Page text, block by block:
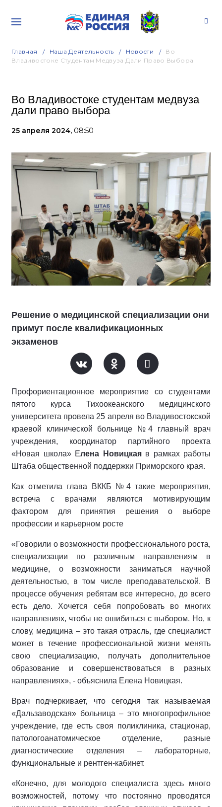
Главная Наша Деятельность Новости
Во
Владивостоке Студентам Медвуза Дали Право Выбора
Во Владивостоке студентам медвуза
дали право выбора
25 апреля 2024, 08:50
Решение о медицинской специализации они
примут после квалификационных
экзаменов
Профориентационное мероприятие со студентами
пятого курса Тихоокеанского медицинского
университета провела 25 апреля во Владивостокской
краевой клинической больнице №4 главный врач
учреждения, координатор партийного проекта
«Новая школа» Елена Новицкаяв рамках работы
Штаба общественной поддержки Приморского края.
Как отметила глава ВККБ №4 такие мероприятия,
встреча с врачами являются мотивирующим
фактором для принятия решения о выборе
профессии и карьерном росте
«Говорили о возможности профессионального роста,
специализации по различным направлениям в
медицине, о возможности заниматься научной
деятельностью, в том числе преподавательской. В
процессе обучения ребятам все интересно, до всего
есть дело. Хочется себя попробовать во многих
направлениях, чтобы не ошибиться с выбором. Но, к
слову, медицина – это такая отрасль, где специалист
может в течение профессиональной жизни менять
свою специализацию, получать дополнительное
образование и совершенствоваться в разных
направлениях», - объяснила Елена Новицкая.
Врач подчеркивает, что сегодня так называемая
«Дальзаводская» больница – это многопрофильное
учреждение, где есть своя поликлиника, стационар,
патологоанатомическое отделение, разные
диагностические отделения – лабораторные,
функциональные и рентген-кабинет.
«Конечно, для молодого специалиста здесь много
возможностей, потому что постоянно проводятся